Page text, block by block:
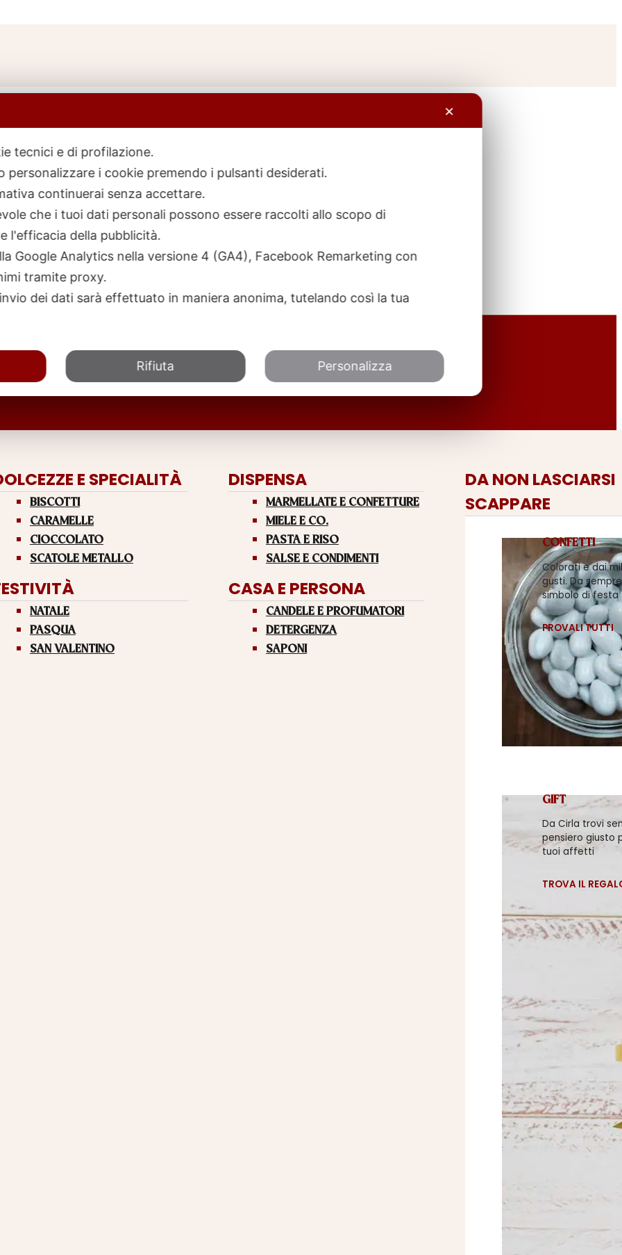
E SPECIALITÀ
BISCOTTI
CARAMELLE
CIOCCOLATO
SCATOLE METALLO
NATALE
PASQUA
SAN VALENTINO
DISPENSA
MARMELLATE E CONFETTURE
MIELE E CO.
PASTA E RISO
SALSE E CONDIMENTI
CASA E PERSONA
CANDELE E PROFUMATORI
DETERGENZA
SAPONI
DA NON LASCIARSI
SCAPPARE
CONFETTI
Colorati e dai
gusti. Da sempre
simbolo di festa
PROVALI TUTTI
GIFT
Da Cirla trovi
pensiero giusto
tuoi affetti
TROVA IL
✕
tecnici e di profilazione.
personalizzare i cookie premendo i pulsanti desiderati.
continuerai senza accettare.
che i tuoi dati personali possono essere raccolti allo scopo di
l'efficacia della pubblicità.
Google Analytics nella versione 4 (GA4), Facebook Remarketing con
tramite proxy.
dei dati sarà effettuato in maniera anonima, tutelando così la tua
Rifiuta Personalizza